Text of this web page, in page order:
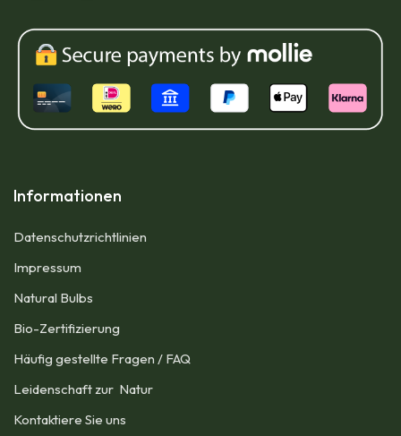
Informationen
Datenschutzrichtlinien
Impressum​
Natural Bulbs
Bio-Zertifizierung
Häufig gestellte Fragen / FAQ
Leidenschaft zur Natur
Kontaktiere Sie uns